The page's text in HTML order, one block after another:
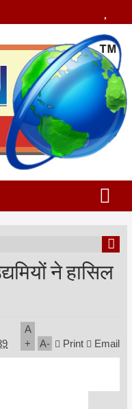
ने हासिल
A
+
A- Print Email